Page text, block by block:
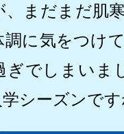
、まだまだ肌
に気をつけ
でしまいま
シーズンで